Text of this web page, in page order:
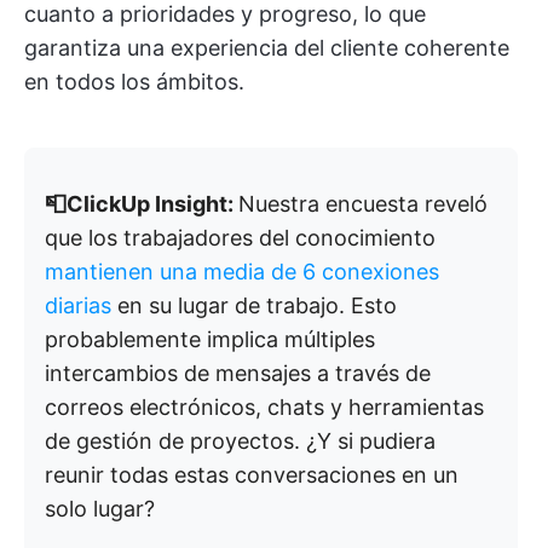
cuanto a prioridades y progreso, lo que
garantiza una experiencia del cliente coherente
en todos los ámbitos.
📮ClickUp Insight: Nuestra encuesta reveló
que los trabajadores del conocimiento
mantienen una media de 6 conexiones
diarias en su lugar de trabajo. Esto
probablemente implica múltiples
intercambios de mensajes a través de
correos electrónicos, chats y herramientas
de gestión de proyectos. ¿Y si pudiera
reunir todas estas conversaciones en un
solo lugar?